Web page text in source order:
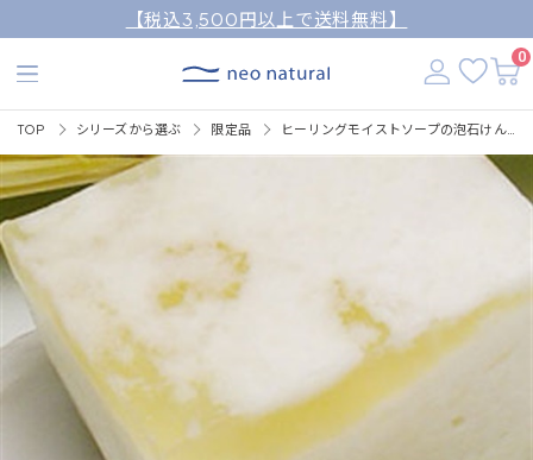
【税込3,500円以上で送料無料】
0
TOP シリーズから選ぶ 限定品 ヒーリングモイストソープの泡石けん120g